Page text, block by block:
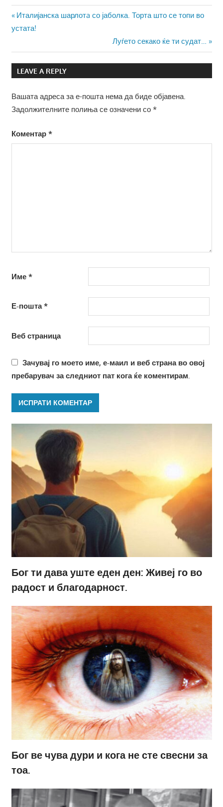
Навигација
на
напис
Previous
Post:
Италијанска шарлотa со јаболка. Торта што се топи во
устата!
Next
Post:
Луѓето секако ќе ти судат…
LEAVE A REPLY
Вашата адреса за е-пошта нема да биде објавена.
Задолжителните полиња се означени со *
Коментар *
Име *
Е-пошта*
Веб страница
Зачувај го моето име, е-маил и веб страна во овој
пребарувач за следниот пат кога ќе коментирам.
Бог ти дава уште еден ден: Живеј го во
радост и благодарност.
Бог ве чува дури и кога не сте свесни за
тоа.